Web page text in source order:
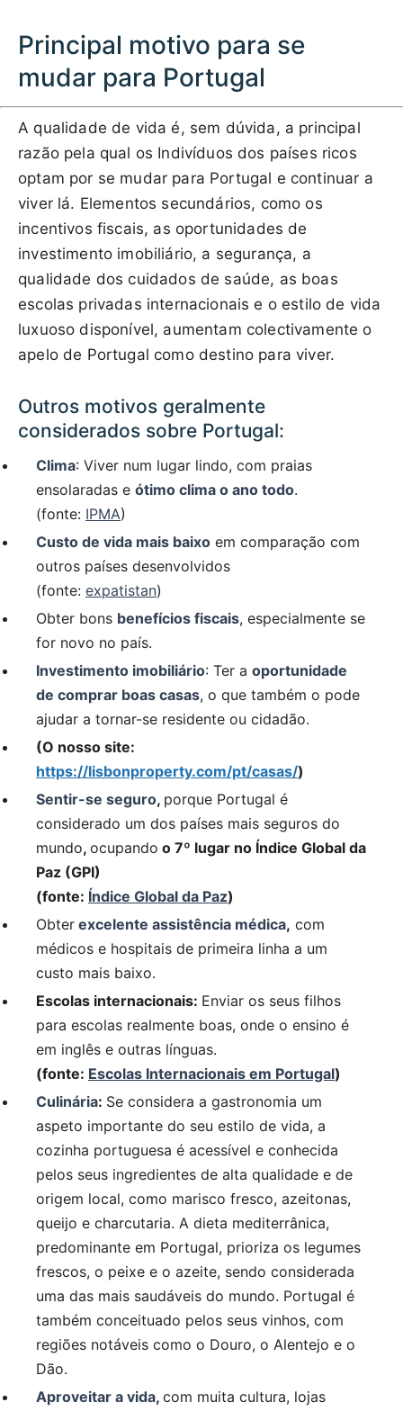
Principal motivo para se
mudar para Portugal
A qualidade de vida é, sem dúvida, a principal
razão pela qual os Indivíduos dos países ricos
optam por se mudar para Portugal e continuar a
viver lá. Elementos secundários, como os
incentivos fiscais, as oportunidades de
investimento imobiliário, a segurança, a
qualidade dos cuidados de saúde, as boas
escolas privadas internacionais e o estilo de vida
luxuoso disponível, aumentam colectivamente o
apelo de Portugal como destino para viver.
Outros motivos geralmente
considerados sobre Portugal:
Clima: Viver num lugar lindo, com praias
ensolaradas e ótimo clima o ano todo.
(fonte: IPMA)
Custo de vida mais baixo em comparação com
outros países desenvolvidos
(fonte: expatistan)
Obter bons benefícios fiscais, especialmente se
for novo no país.
Investimento imobiliário: Ter a oportunidade
de comprar boas casas, o que também o pode
ajudar a tornar-se residente ou cidadão.
(O nosso site:
https://lisbonproperty.com/pt/casas/)
Sentir-se seguro, porque Portugal é
considerado um dos países mais seguros do
mundo, ocupando o 7º lugar no Índice Global da
Paz (GPI)
(fonte: Índice Global da Paz)
Obter excelente assistência médica, com
médicos e hospitais de primeira linha a um
custo mais baixo.
Escolas internacionais: Enviar os seus filhos
para escolas realmente boas, onde o ensino é
em inglês e outras línguas.
(fonte: Escolas Internacionais em Portugal)
Culinária: Se considera a gastronomia um
aspeto importante do seu estilo de vida, a
cozinha portuguesa é acessível e conhecida
pelos seus ingredientes de alta qualidade e de
origem local, como marisco fresco, azeitonas,
queijo e charcutaria. A dieta mediterrânica,
predominante em Portugal, prioriza os legumes
frescos, o peixe e o azeite, sendo considerada
uma das mais saudáveis ​​do mundo. Portugal é
também conceituado pelos seus vinhos, com
regiões notáveis ​​como o Douro, o Alentejo e o
Dão.
Aproveitar a vida, com muita cultura, lojas